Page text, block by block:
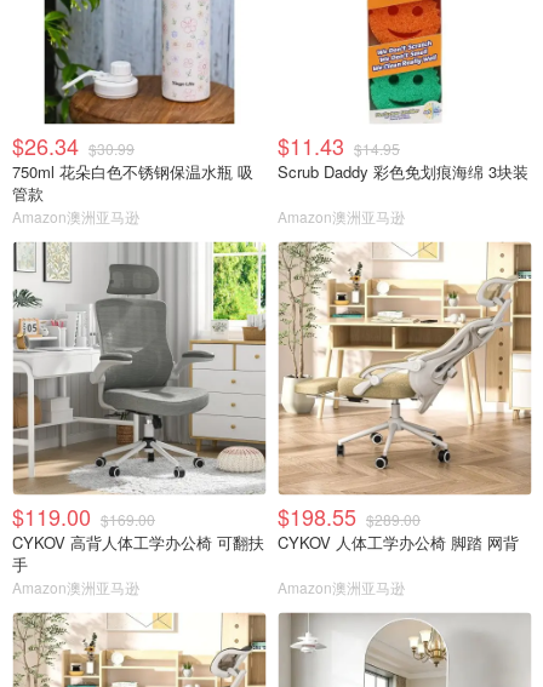
$26.34 $30.99
750ml 花朵白色不锈钢保温水瓶 吸
管款
Amazon澳洲亚马逊
$11.43 $14.95
Scrub Daddy 彩色免划痕海绵 3块装
Amazon澳洲亚马逊
$119.00 $169.00
CYKOV 高背人体工学办公椅 可翻扶
手
Amazon澳洲亚马逊
$198.55 $289.00
CYKOV 人体工学办公椅 脚踏 网背
Amazon澳洲亚马逊